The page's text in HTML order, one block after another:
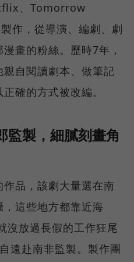
、Tomorrow
作，從導演、編劇、劇
畫的粉絲。歷時7年，
自閱讀劇本、做筆記
確的方式被改編。
監製，細膩刻畫角
品，該劇大量選在南
這些地方都靠近海
沒放過長假的工作狂尾
遠赴南非監製。製作團